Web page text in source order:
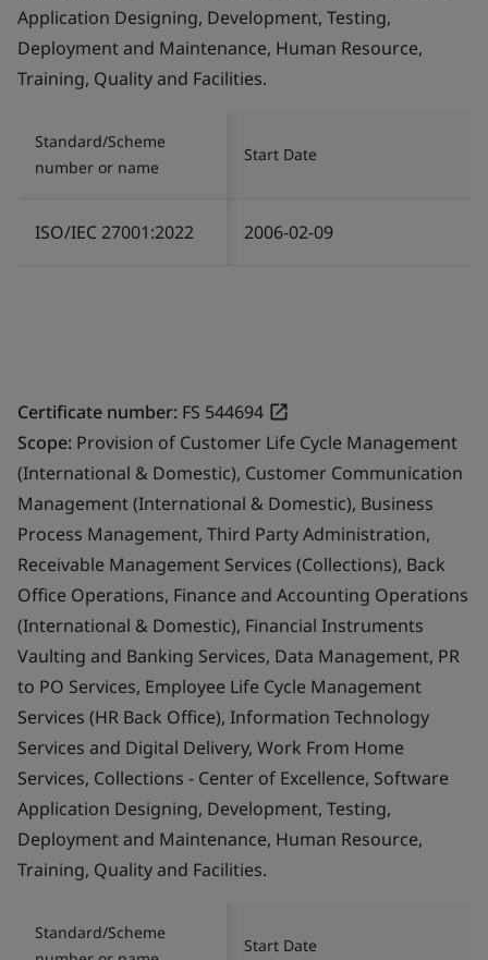
Application Designing, Development, Testing,
Deployment and Maintenance, Human Resource,
Training, Quality and Facilities.
Standard/Scheme
number or name
Start Date
ISO/IEC 27001:2022 2006-02-09
Certificate number: FS 544694
Scope: Provision of Customer Life Cycle Management
(International & Domestic), Customer Communication
Management (International & Domestic), Business
Process Management, Third Party Administration,
Receivable Management Services (Collections), Back
Office Operations, Finance and Accounting Operations
(International & Domestic), Financial Instruments
Vaulting and Banking Services, Data Management, PR
to PO Services, Employee Life Cycle Management
Services (HR Back Office), Information Technology
Services and Digital Delivery, Work From Home
Services, Collections - Center of Excellence, Software
Application Designing, Development, Testing,
Deployment and Maintenance, Human Resource,
Training, Quality and Facilities.
Standard/Scheme
Start Date